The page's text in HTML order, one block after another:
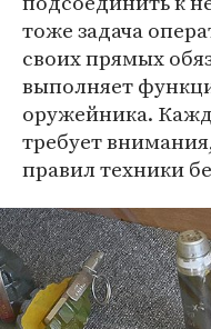
тоже задача
своих прямых
выполняет
оружейника.
требует
правил техники